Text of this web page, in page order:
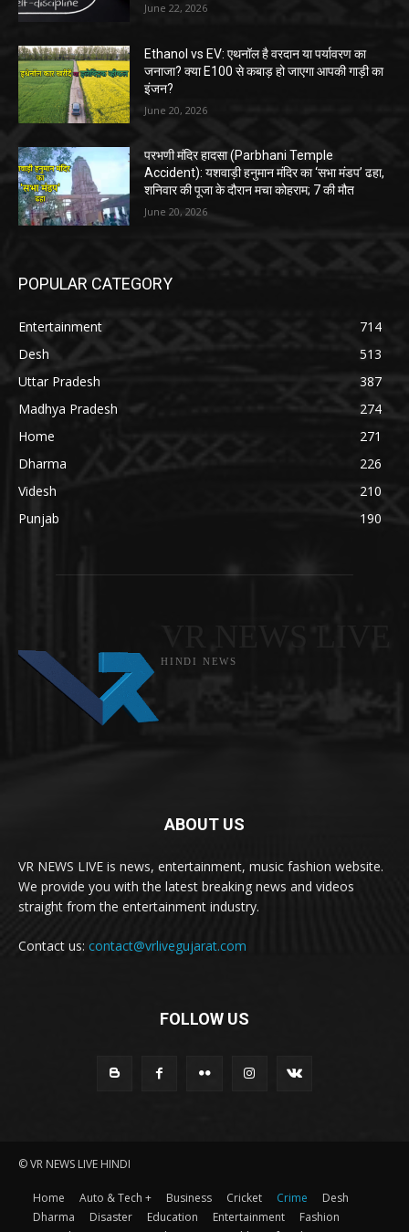
June 22, 2026
Ethanol vs EV: एथनॉल है वरदान या पर्यावरण का
जनाजा? क्या E100 से कबाड़ हो जाएगा आपकी गाड़ी का
इंजन?
June 20, 2026
परभणी मंदिर हादसा (Parbhani Temple
Accident): यशवाड़ी हनुमान मंदिर का ‘सभा मंडप’ ढहा,
शनिवार की पूजा के दौरान मचा कोहराम; 7 की मौत
June 20, 2026
POPULAR CATEGORY
Entertainment
714
Desh
513
Uttar Pradesh
387
Madhya Pradesh
274
Home
271
Dharma
226
Videsh
210
Punjab
190
HINDI NEWS
ABOUT US
VR NEWS LIVE is news, entertainment, music fashion website.
We provide you with the latest breaking news and videos
straight from the entertainment industry.
Contact us: contact@vrlivegujarat.com
FOLLOW US
© VR NEWS LIVE HINDI
Home Auto & Tech + Business Cricket Crime
Desh
Dharma
Disaster Education Entertainment
Fashion